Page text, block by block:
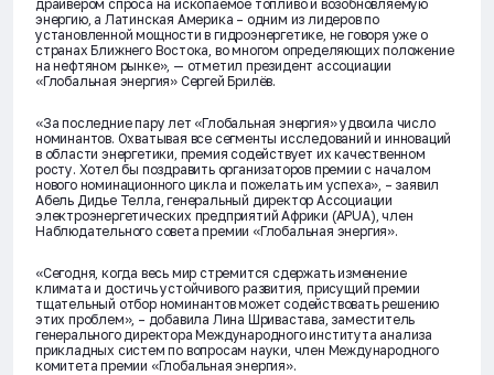
драйвером спроса на ископаемое топливо и возобновляемую
энергию, а Латинская Америка – одним из лидеров по
установленной мощности в гидроэнергетике, не говоря уже о
странах Ближнего Востока, во многом определяющих положение
на нефтяном рынке», — отметил президент ассоциации
«Глобальная энергия» Сергей Брилёв.
«За последние пару лет «Глобальная энергия» удвоила число
номинантов. Охватывая все сегменты исследований и инноваций
в области энергетики, премия содействует их качественном
росту. Хотел бы поздравить организаторов премии с началом
нового номинационного цикла и пожелать им успеха», – заявил
Абель Дидье Телла, генеральный директор Ассоциации
электроэнергетических предприятий Африки (APUA), член
Наблюдательного совета премии «Глобальная энергия».
«Сегодня, когда весь мир стремится сдержать изменение
климата и достичь устойчивого развития, присущий премии
тщательный отбор номинантов может содействовать решению
этих проблем», – добавила Лина Шривастава, заместитель
генерального директора Международного института анализа
прикладных систем по вопросам науки, член Международного
комитета премии «Глобальная энергия».